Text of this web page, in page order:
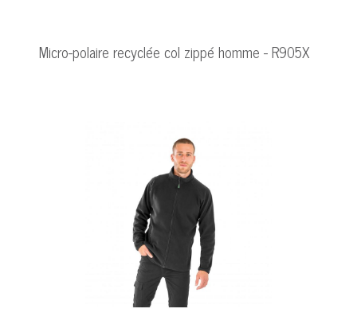
Micro-polaire recyclée col zippé homme - R905X